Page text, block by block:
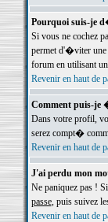
Pourquoi suis-je
Si vous ne cochez
permet d'�viter une
forum en utilisant
Revenir en haut de
Comment puis-je
Dans votre profil,
serez compt�
Revenir en haut de
J'ai perdu mon
Ne paniquez pas !
passe, puis suivez
Revenir en haut de